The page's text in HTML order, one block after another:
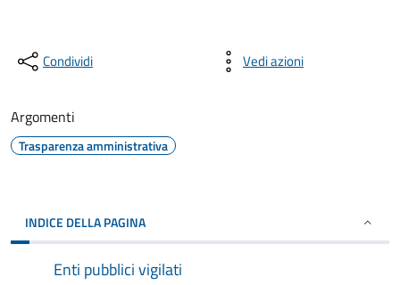
Condividi Vedi azioni
Argomenti
Trasparenza amministrativa
INDICE DELLA PAGINA
Enti pubblici vigilati